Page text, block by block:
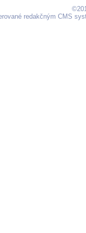
redakčným CMS